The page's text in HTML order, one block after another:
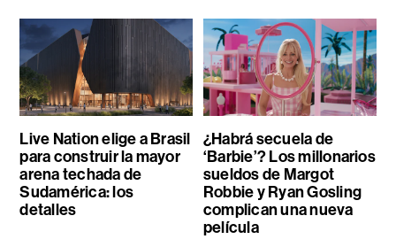
Live Nation elige a Brasil
para construir la mayor
arena techada de
Sudamérica: los
detalles
¿Habrá secuela de
‘Barbie’? Los millonarios
sueldos de Margot
Robbie y Ryan Gosling
complican una nueva
película